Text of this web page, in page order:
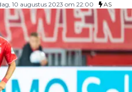
10 augustus 2023 om 22:00 AS